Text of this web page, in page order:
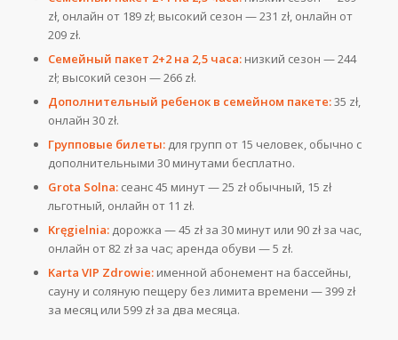
zł, онлайн от 189 zł; высокий сезон — 231 zł, онлайн от
209 zł.
Семейный пакет 2+2 на 2,5 часа:низкий сезон — 244
zł; высокий сезон — 266 zł.
Дополнительный ребенок в семейном пакете:35 zł,
онлайн 30 zł.
Групповые билеты:для групп от 15 человек, обычно с
дополнительными 30 минутами бесплатно.
Grota Solna:сеанс 45 минут — 25 zł обычный, 15 zł
льготный, онлайн от 11 zł.
Kręgielnia:дорожка — 45 zł за 30 минут или 90 zł за час,
онлайн от 82 zł за час; аренда обуви — 5 zł.
Karta VIP Zdrowie:именной абонемент на бассейны,
сауну и соляную пещеру без лимита времени — 399 zł
за месяц или 599 zł за два месяца.